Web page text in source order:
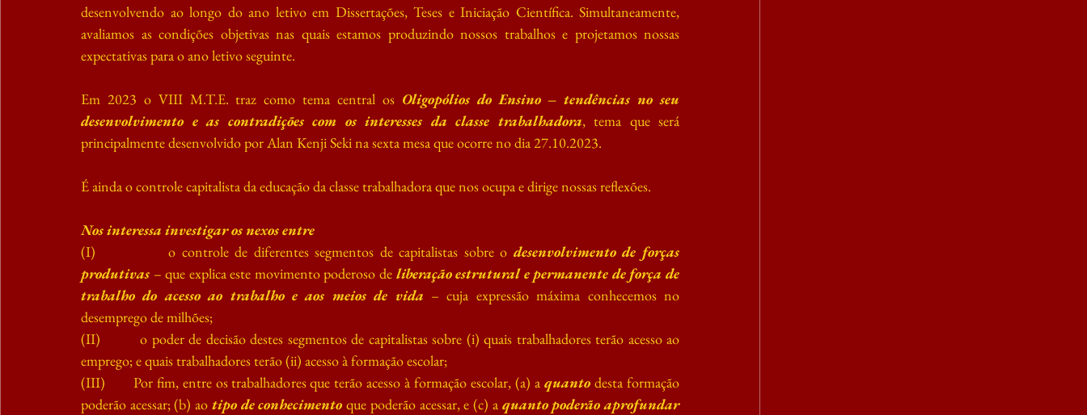
desenvolvendo ao longo do ano letivo em Dissertações, Teses e Iniciação Científica. Simultaneamente,
avaliamos as condições objetivas nas quais estamos produzindo nossos trabalhos e projetamos nossas
expectativas para o ano letivo seguinte.
Em 2023 o VIII M.T.E. traz como tema central os Oligopólios do Ensino – tendências no seu
desenvolvimento e as contradições com os interesses da classe trabalhadora, tema que será
principalmente desenvolvido por Alan Kenji Seki na sexta mesa que ocorre no dia 27.10.2023.
É ainda o controle capitalista da educação da classe trabalhadora que nos ocupa e dirige nossas reflexões.
Nos interessa investigar os nexos entre
(I)            o controle de diferentes segmentos de capitalistas sobre o desenvolvimento de forças
produtivas – que explica este movimento poderoso de liberação estrutural e permanente de força de
trabalho do acesso ao trabalho e aos meios de vida – cuja expressão máxima conhecemos no
desemprego de milhões;
(II)         o poder de decisão destes segmentos de capitalistas sobre (i) quais trabalhadores terão acesso ao
emprego; e quais trabalhadores terão (ii) acesso à formação escolar;
(III)       Por fim, entre os trabalhadores que terão acesso à formação escolar, (a) a quanto desta formação
poderão acessar; (b) ao tipo de conhecimento que poderão acessar, e (c) a quanto poderão aprofundar